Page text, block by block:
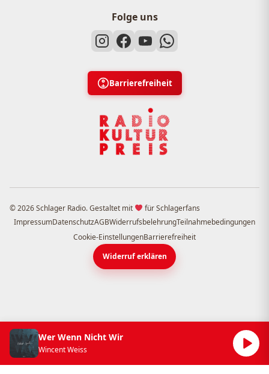
Folge uns
Barrierefreiheit
© 2026 Schlager Radio. Gestaltet mit
für Schlagerfans
ImpressumDatenschutzAGBWiderrufsbelehrungTeilnahmebedingungen
Cookie-EinstellungenBarrierefreiheit
Widerruf erklären
Wer Wenn Nicht Wir
Wincent Weiss